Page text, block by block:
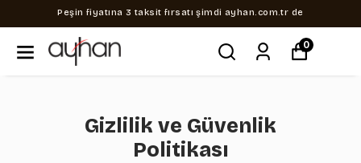
Peşin fiyatına 3 taksit fırsatı şimdi ayhan.com.tr de
0
Gizlilik ve Güvenlik
Politikası